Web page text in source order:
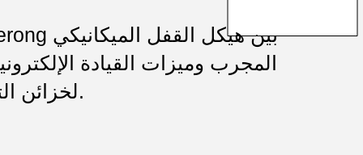
المجرب وميزات القيادة
لخزائن التحكم المركزية.